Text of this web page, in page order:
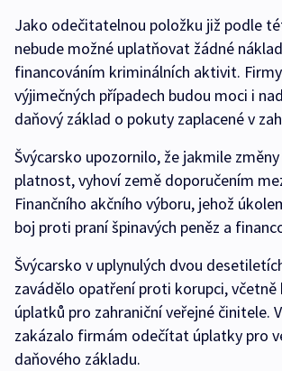
Jako odečitatelnou položku již podle
nebude možné uplatňovat žádné
financováním kriminálních aktivit.
výjimečných případech budou moci i
daňový základ o pokuty zaplacené v
Švýcarsko upozornilo, že jakmile
platnost, vyhoví země doporučením
Finančního akčního výboru, jehož
boj proti praní špinavých peněz a
Švýcarsko v uplynulých dvou
zavádělo opatření proti korupci, včetně
úplatků pro zahraniční veřejné činitele.
zakázalo firmám odečítat úplatky pro
daňového základu.